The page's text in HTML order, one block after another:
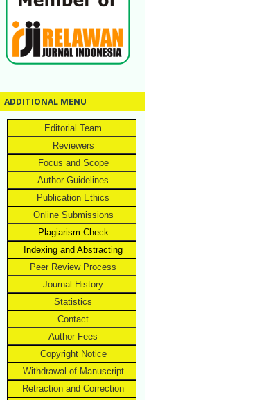
ADDITIONAL MENU
Editorial Team
Reviewers
Focus and Scope
Author Guidelines
Publication Ethics
Online Submissions
Plagiarism Check
Indexing and Abstracting
Peer Review Process
Journal History
Statistics
Contact
Author Fees
Copyright Notice
Withdrawal of Manuscript
Retraction and Correction